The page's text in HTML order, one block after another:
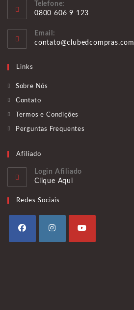
Telefone:
0800 606 9 123
em
Email:
contato@clubedcompras.com
Links
Sobre Nós
Contato
Termos e Condições
Perguntas Frequentes
Afiliado
Login Afiliado
Clique Aqui
Redes Sociais